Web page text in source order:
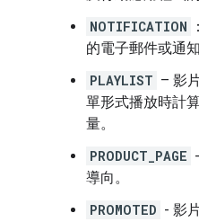
NOTIFICATION
的電子郵件或通知
PLAYLIST – 影
單形式播放時計
量。
PRODUCT_PAGE
導向。
PROMOTED - 影